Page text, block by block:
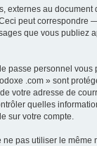
au
peut
que vous
passe personnel
.com » sont
votre adresse de
quelles
sur votre compte.
pas utiliser le